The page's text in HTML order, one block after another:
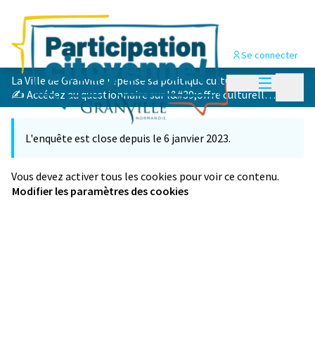
Menu
Se connecter
La Ville de Granville repense sa politique culturelle
/
✍ Accédez au questionnaire sur l&#39;offre culturelle à Granville
L'enquête est close depuis le 6 janvier 2023.
Vous devez activer tous les cookies pour voir ce contenu.
Modifier les paramètres des cookies